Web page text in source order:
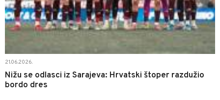
21.06.2026.
Nižu se odlasci iz Sarajeva: Hrvatski štoper razdužio
bordo dres